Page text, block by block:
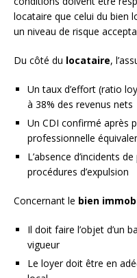
locataire que celui du bien
un niveau de risque
Du côté du locataire,
Un taux d’effort (ratio
à 38% des revenus nets
Un CDI confirmé après
professionnelle
L’absence d’incidents
procédures d’expulsion
Concernant le bien
Il doit faire l’objet d’un
vigueur
Le loyer doit être en